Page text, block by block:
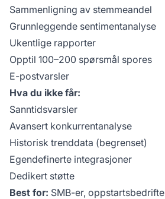
Sammenligning av stemmeandel
Grunnleggende sentimentanalyse
Ukentlige rapporter
Opptil 100–200 spørsmål spores
E-postvarsler
Hva du ikke får:
Sanntidsvarsler
Avansert konkurrentanalyse
Historisk trenddata (begrenset)
Egendefinerte integrasjoner
Dedikert støtte
Best for: SMB-er,